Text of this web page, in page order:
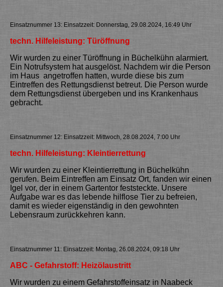
Einsatznummer 13: Einsatzzeit: Donnerstag, 29.08.2024, 16:49 Uhr
techn. Hilfeleistung: Türöffnung
Wir wurden zu einer Türöffnung in Büchelkühn alarmiert.
Ein Notrufsystem hat ausgelöst. Nachdem wir die Person
im Haus angetroffen hatten, wurde diese bis zum
Eintreffen des Rettungsdienst betreut. Die Person wurde
dem Rettungsdienst übergeben und ins Krankenhaus
gebracht.
Einsatznummer 12: Einsatzzeit: Mittwoch, 28.08.2024, 7:00 Uhr
techn. Hilfeleistung: Kleintierrettung
Wir wurden zu einer Kleintierrettung in Büchelkühn
gerufen. Beim Eintreffen am Einsatz Ort, fanden wir einen
Igel vor, der in einem Gartentor feststeckte. Unsere
Aufgabe war es das lebende hilflose Tier zu befreien,
damit es wieder eigenständig in den gewohnten
Lebensraum zurückkehren kann.
Einsatznummer 11: Einsatzzeit: Montag, 26.08.2024, 09:18 Uhr
ABC - Gefahrstoff: Heizölaustritt
Wir wurden zu einem Gefahrstoffeinsatz in Naabeck